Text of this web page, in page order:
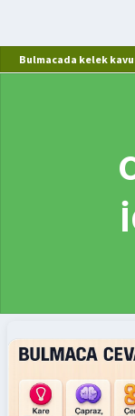
Bulmacada kelek